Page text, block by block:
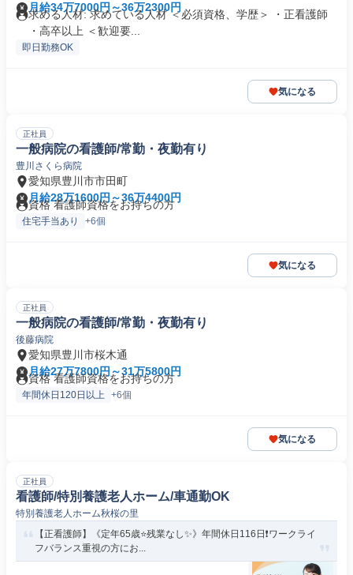
月給34万7000円～36万2300円
求める人材: 求めている人材 ＜必須資格、学歴＞ ・正看護師
・高卒以上 ＜歓迎要...
即日勤務OK
気になる
正社員
一般病院の看護師/常勤・夜勤有り
豊川さくら病院
愛知県豊川市市田町
月給28万1600円～36万4400円
資格 看護師資格をお持ちの方
住宅手当あり +6個
気になる
正社員
一般病院の看護師/常勤・夜勤有り
後藤病院
愛知県豊川市桜木通
月給27万7800円～31万5800円
資格 看護師資格をお持ちの方
年間休日120日以上 +6個
気になる
正社員
看護師/特別養護老人ホーム/車通勤OK
特別養護老人ホーム秋桜の里
【正看護師】《定年65歳⭐残業なし✨》年間休日116日❗️ワークライ
フバランス重視の方にお...